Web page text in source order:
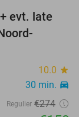
42%
evt. late
10.0 star
30 min. directions_car
Regulier €274